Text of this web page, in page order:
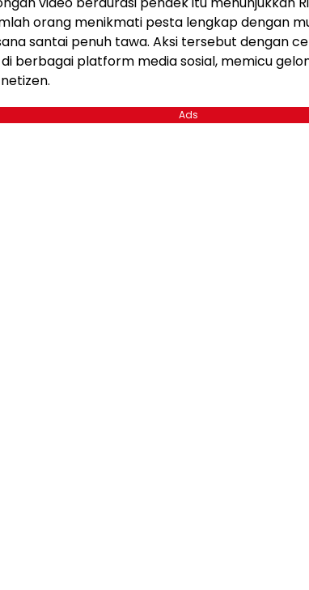
orang menikmati pesta lengkap dengan
santai penuh tawa. Aksi tersebut dengan
di berbagai platform media sosial, memicu
Ads